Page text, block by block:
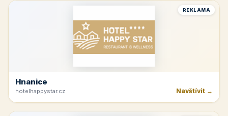
REKLAMA
Hnanice
hotelhappystar.cz Navštívit →